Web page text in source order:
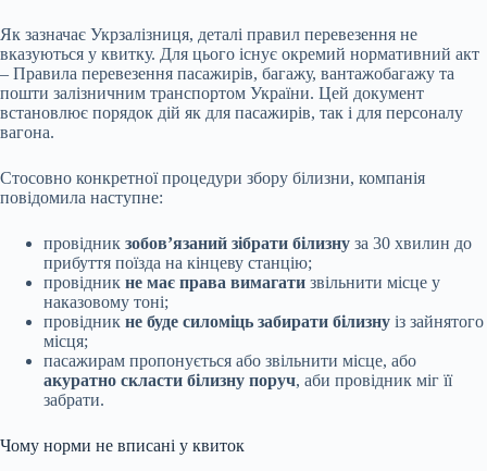
Як зазначає Укрзалізниця, деталі правил перевезення не
вказуються у квитку. Для цього існує окремий нормативний акт
– Правила перевезення пасажирів, багажу, вантажобагажу та
пошти залізничним транспортом України. Цей документ
встановлює порядок дій як для пасажирів, так і для персоналу
вагона.
Стосовно конкретної процедури збору білизни, компанія
повідомила наступне:
провідник зобов’язаний зібрати білизну за 30 хвилин до
прибуття поїзда на кінцеву станцію;
провідник не має права вимагати звільнити місце у
наказовому тоні;
провідник не буде силоміць забирати білизну із зайнятого
місця;
пасажирам пропонується або звільнити місце, або
акуратно скласти білизну поруч, аби провідник міг її
забрати.
Чому норми не вписані у квиток